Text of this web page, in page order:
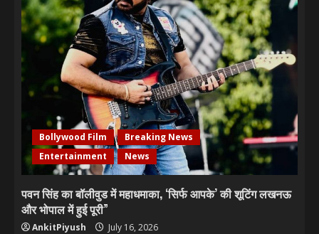
Bollywood Film
Breaking News
Entertainment
News
पवन सिंह का बॉलीवुड में महाधमाका, ‘सिर्फ आपके’ की शूटिंग लखनऊ
और भोपाल में हुई पूरी”
AnkitPiyush July 16, 2026